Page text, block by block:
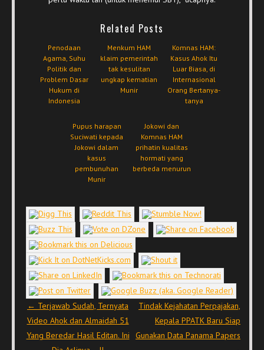
Related Posts
Penodaan
Agama, Suhu
Politik dan
Problem Dasar
Hukum di
Indonesia
Menkum HAM
klaim pemerintah
tak kesulitan
ungkap kematian
Munir
Komnas HAM:
Kasus Ahok Itu
Luar Biasa, di
Internasional
Orang Bertanya-
tanya
Pupus harapan
Suciwati kepada
Jokowi dalam
kasus
pembunuhan
Munir
Jokowi dan
Komnas HAM
prihatin kualitas
hormati yang
berbeda menurun
Post navigation
← Terjawab Sudah, Ternyata
Video Ahok dan Almaidah 51
Yang Beredar Hasil Editan. Ini
Tindak Kejahatan Perpajakan,
Kepala PPATK Baru Siap
Gunakan Data Panama Papers